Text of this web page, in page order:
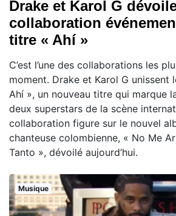
Drake et Karol G
collaboration
titre « Ahí »
C’est l’une des collaborations les
moment. Drake et Karol G unissent
Ahí », un nouveau titre qui marque
deux superstars de la scène
collaboration figure sur le nouvel
chanteuse colombienne, « No Me
Tanto », dévoilé aujourd’hui.
Musique